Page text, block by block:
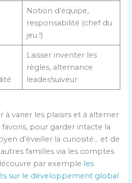
Notion d’équipe,
responsabilité (chef du
jeu !)
Laisser inventer les
règles, alternance
leader/suiveur
à varier les plaisirs et à alterner
pour garder intacte la
d’éveiller la curiosité… et de
familles via les comptes
par exemple les
sur le développement global